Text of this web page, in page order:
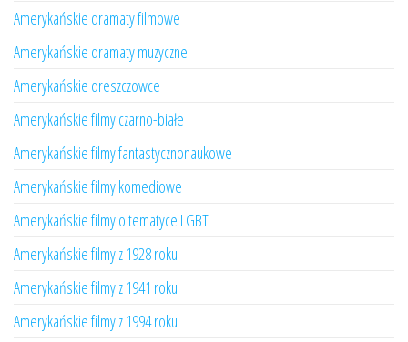
Amerykańskie dramaty filmowe
Amerykańskie dramaty muzyczne
Amerykańskie dreszczowce
Amerykańskie filmy czarno-białe
Amerykańskie filmy fantastycznonaukowe
Amerykańskie filmy komediowe
Amerykańskie filmy o tematyce LGBT
Amerykańskie filmy z 1928 roku
Amerykańskie filmy z 1941 roku
Amerykańskie filmy z 1994 roku